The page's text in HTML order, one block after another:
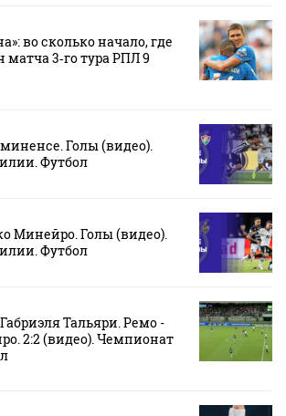
во сколько начало, где
3‑го тура РПЛ 9
Голы (видео).
Футбол
Минейро. Голы (видео).
Футбол
Тальяри. Ремо -
2:2 (видео). Чемпионат